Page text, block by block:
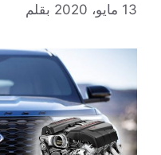
13 مايو، 2020 بقلم